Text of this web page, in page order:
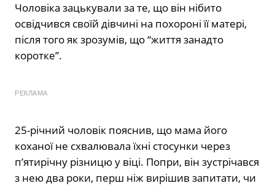
Чоловіка зацькували за те, що він нібито
освідчився своїй дівчині на похороні її матері,
після того як зрозумів, що “життя занадто
коротке”.
РЕКЛАМА
25-річний чоловік пояснив, що мама його
коханої не схвалювала їхні стосунки через
п’ятирічну різницю у віці. Попри, він зустрічався
з нею два роки, перш ніж вирішив запитати, чи